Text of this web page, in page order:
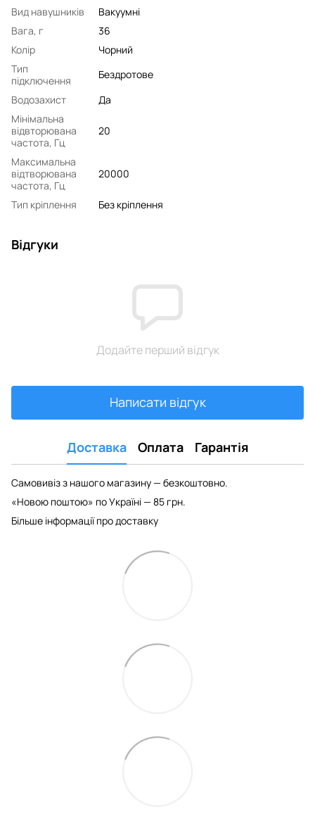
Вид навушників
Вакуумні
Вага, г
36
Колір
Чорний
Тип
підключення
Бездротове
Водозахист
Да
Мінімальна
відвторювана
частота, Гц
20
Максимальна
відтворювана
частота, Гц
20000
Тип кріплення Без кріплення
Відгуки
Додайте перший відгук
Написати відгук
Доставка Оплата Гарантія
Самовивіз з нашого магазину — безкоштовно.
«Новою поштою» по Україні — 85 грн.
Більше інформації про доставку